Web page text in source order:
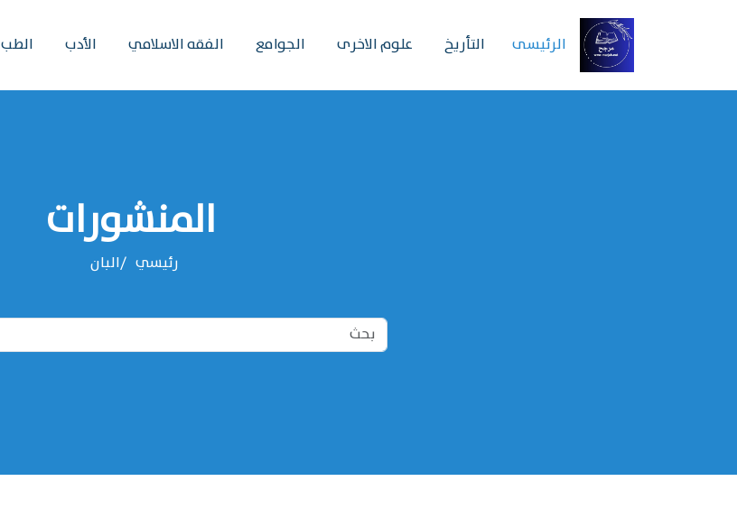
الرئیسی التأريخ علوم الاخرى الجوامع الفقه الاسلامي الأدب الطب
المنشورات
رئيسي البان